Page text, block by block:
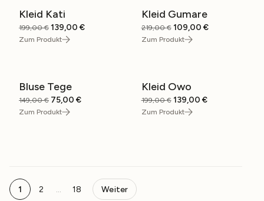
SALE
Kleid Kati
199,00€ Ursprünglicher
Preis
139,00 €Aktueller
Zum Produkt
SALE
Kleid Gumare
219,00€ Ursprünglicher
Preis
109,00 €Aktueller
Zum Produkt
SALE
Bluse Tege
149,00€ Ursprünglicher
Preis
75,00 €Aktueller
Zum Produkt
SALE
Kleid Owo
199,00€ Ursprünglicher
Preis
139,00 €Aktueller
Zum Produkt
Seitennavigation
1 2 … 18 Weiter